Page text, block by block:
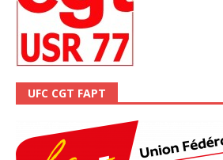
UFC CGT FAPT